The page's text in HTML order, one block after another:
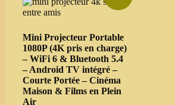
Mini Projecteur Portable
1080P (4K pris en charge)
– WiFi 6 & Bluetooth 5.4
– Android TV intégré –
Courte Portée – Cinéma
Maison & Films en Plein
Air